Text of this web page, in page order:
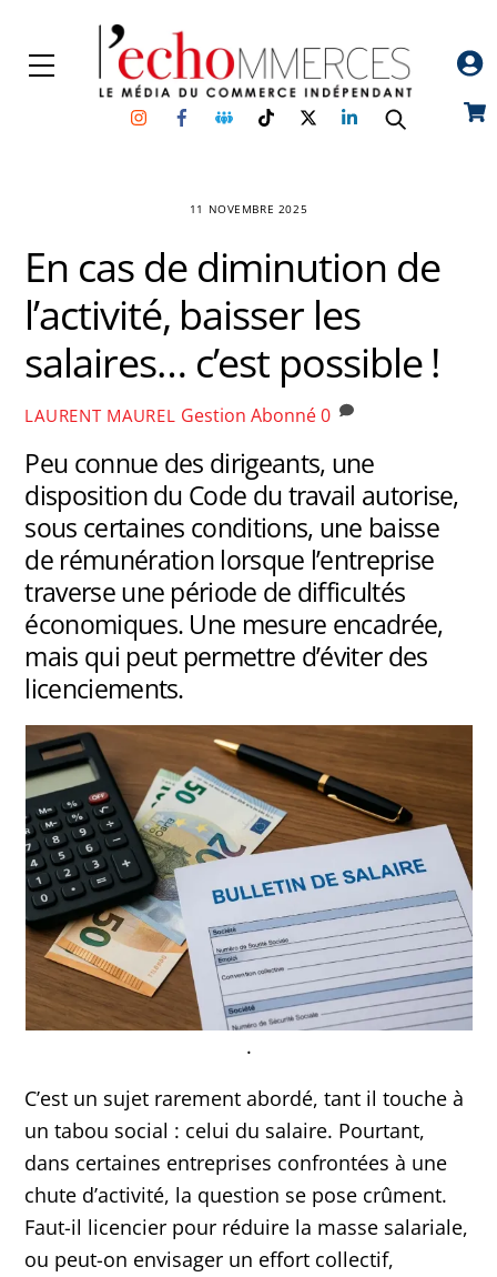
content
Menu
InstagramFacebookGroupe
Facebook
TikTokTwitterLinkedin
11 NOVEMBRE 2025
En cas de diminution de
l’activité, baisser les
salaires… c’est possible !
LAURENT MAUREL Gestion Abonné0
Peu connue des dirigeants, une
disposition du Code du travail autorise,
sous certaines conditions, une baisse
de rémunération lorsque l’entreprise
traverse une période de difficultés
économiques. Une mesure encadrée,
mais qui peut permettre d’éviter des
licenciements.
.
C’est un sujet rarement abordé, tant il touche à
un tabou social : celui du salaire. Pourtant,
dans certaines entreprises confrontées à une
chute d’activité, la question se pose crûment.
Faut-il licencier pour réduire la masse salariale,
ou peut-on envisager un effort collectif,